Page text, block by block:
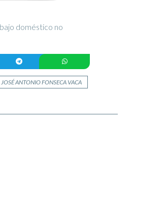
doméstico no
JOSÉ ANTONIO FONSECA VACA